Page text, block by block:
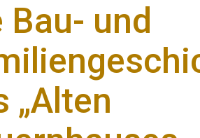
Bau- und
„Alten